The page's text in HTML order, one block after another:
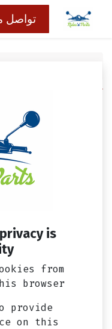
تواصل
كافة المنتجات
is
from
browser?
provide
on this